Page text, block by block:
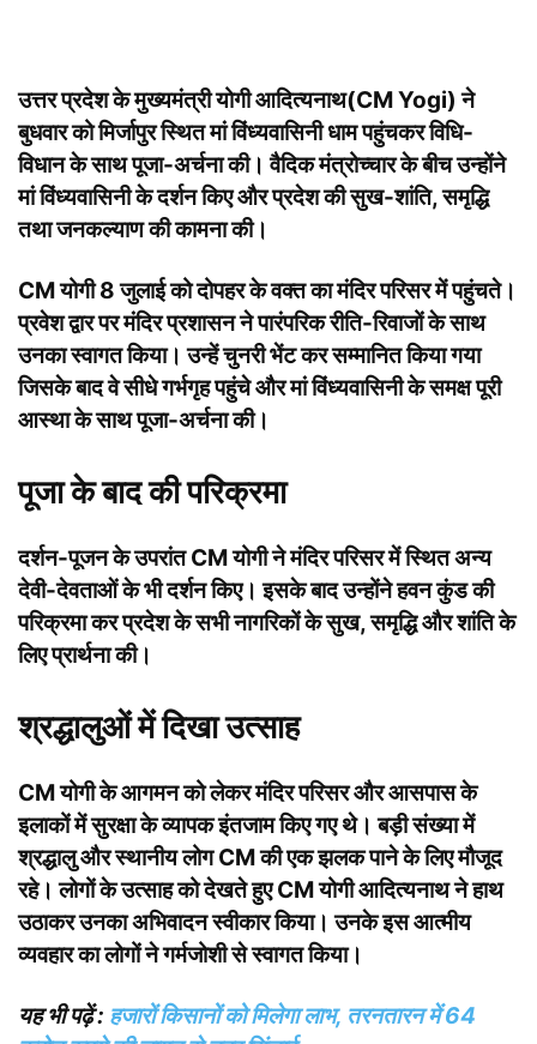
उत्तर प्रदेश के मुख्यमंत्रीयोगी आदित्यनाथ(CM Yogi) ने
बुधवार को मिर्जापुर स्थित मां विंध्यवासिनी धाम पहुंचकर विधि-
विधान के साथ पूजा-अर्चना की। वैदिक मंत्रोच्चार के बीच उन्होंने
मां विंध्यवासिनी के दर्शन किए और प्रदेश की सुख-शांति, समृद्धि
तथा जनकल्याण की कामना की।
CM योगी 8 जुलाई को दोपहर के वक्त का मंदिर परिसर में पहुंचते।
प्रवेश द्वार पर मंदिर प्रशासन ने पारंपरिक रीति-रिवाजों के साथ
उनका स्वागत किया। उन्हें चुनरी भेंट कर सम्मानित किया गया
जिसके बाद वे सीधे गर्भगृह पहुंचे और मां विंध्यवासिनी के समक्ष पूरी
आस्था के साथ पूजा-अर्चना की।
पूजा के बाद की परिक्रमा
दर्शन-पूजन के उपरांत CM योगी ने मंदिर परिसर में स्थित अन्य
देवी-देवताओं के भी दर्शन किए। इसके बाद उन्होंने हवन कुंड की
परिक्रमा कर प्रदेश के सभी नागरिकों के सुख, समृद्धि और शांति के
लिए प्रार्थना की।
श्रद्धालुओं में दिखा उत्साह
CM योगी के आगमन को लेकर मंदिर परिसर और आसपास के
इलाकों में सुरक्षा के व्यापक इंतजाम किए गए थे। बड़ी संख्या में
श्रद्धालु और स्थानीय लोग CM की एक झलक पाने के लिए मौजूद
रहे। लोगों के उत्साह को देखते हुए CM योगी आदित्यनाथ ने हाथ
उठाकर उनका अभिवादन स्वीकार किया। उनके इस आत्मीय
व्यवहार का लोगों ने गर्मजोशी से स्वागत किया।
यह भी पढ़ें : हजारों किसानों को मिलेगा लाभ, तरनतारन में 64